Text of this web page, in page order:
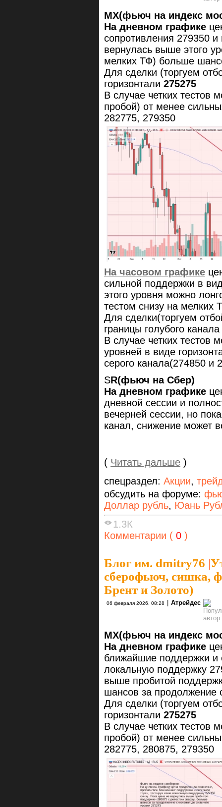
MX(фьюч на индекс
На дневном графике
сопротивления 279350
вернулась выше этого
мелких ТФ) больше
Для сделки (торгуем
горизонтали 275275
В случае четких тестов
пробой) от менее
282775, 279350
На часовом графике
сильной поддержки в
этого уровня можно
тестом снизу на мелких
Для сделки(торгуем
границы голубого
В случае четких тестов
уровней в виде
серого канала(274850 и
SR(фьюч на Сбер)
На дневном графике
дневной сессии и
вечерней сессии, но
канал, снижение может
( Читать дальше )
спецраздел: Акции,
обсудить на форуме:
Доллар рубль, Юань
1.3К
Комментарии ( 0 )
Блог им. dmitry76 |
сберофьюч, сишка,
Брент и Золото)
06 февраля 2026, 08:28 Атрейдес
MX(фьюч на индекс
На дневном графике
ближайшие поддержки и
локальную поддержку
выше пробитой
шансов за продолжение
Для сделки (торгуем
горизонтали 275275
В случае четких тестов
пробой) от менее
282775, 280875, 279350